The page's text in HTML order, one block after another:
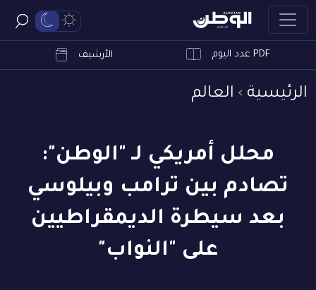
PDF عدد اليوم الأرشيف
الرئيسية العالم
محلل أمريكي لـ "الوطن":
تصادم بين ترامب وبيلوسي
بعد سيطرة الديمقراطيين
على "النواب"